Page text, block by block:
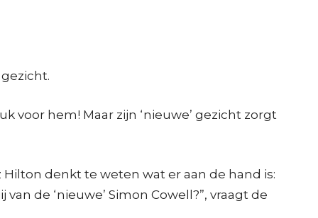
voor hem! Maar zijn ‘nieuwe’ gezicht zorgt
denkt te weten wat er aan de hand is:
de ‘nieuwe’ Simon Cowell?”, vraagt de